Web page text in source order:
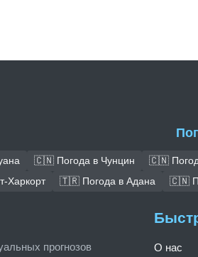
🇨🇳 Погода в Чунцин 🇨🇳
Харкорт
🇹🇷 Погода в Адана 🇨🇳
прогнозов
О нас